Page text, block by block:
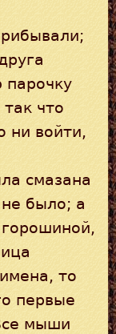
парочку
что
ни войти,
смазана
было; а
горошиной,
то
первые
мыши